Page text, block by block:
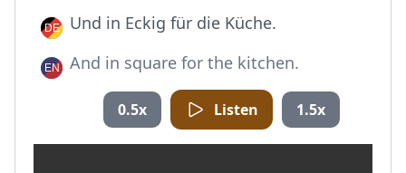
Und in Eckig für die Küche.
And in square for the kitchen.
0.5x Listen 1.5x